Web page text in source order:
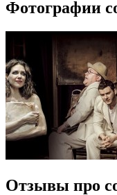
Фотографии
Отзывы про